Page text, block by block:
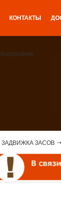
КОНТАКТЫ
ЗАДВИЖКА ЗАСОВ